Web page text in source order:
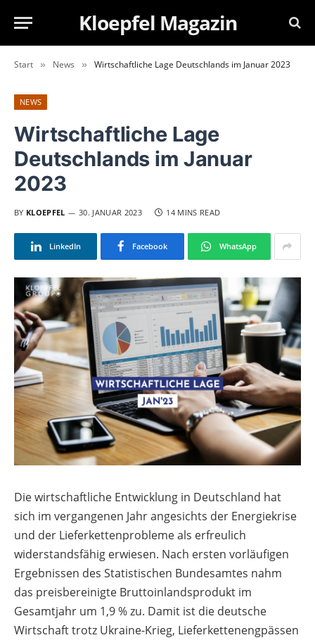
Kloepfel Magazin
Start » News » Wirtschaftliche Lage Deutschlands im Januar 2023
NEWS
Wirtschaftliche Lage
Deutschlands im Januar
2023
BY KLOEPFEL 30. JANUAR 2023 14 MINS READ
LinkedIn Facebook WhatsApp
Die wirtschaftliche Entwicklung in Deutschland hat
sich im vergangenen Jahr angesichts der Energiekrise
und der Lieferkettenprobleme als erfreulich
widerstandsfähig erwiesen. Nach ersten vorläufigen
Ergebnissen des Statistischen Bundesamtes nahm
das preisbereinigte Bruttoinlandsprodukt im
Gesamtjahr um 1,9 % zu. Damit ist die deutsche
Wirtschaft trotz Ukraine-Krieg, Lieferkettenengpässen